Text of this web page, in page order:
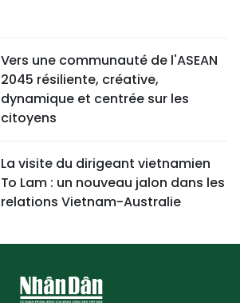
Vers une communauté de l'ASEAN
2045 résiliente, créative,
dynamique et centrée sur les
citoyens
La visite du dirigeant vietnamien
To Lam : un nouveau jalon dans les
relations Vietnam-Australie